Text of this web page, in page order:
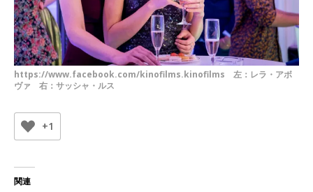
https://www.facebook.com/kinofilms.kinofilms 左：レラ・アボ
ヴァ 右：サッシャ・ルス
+1
関連